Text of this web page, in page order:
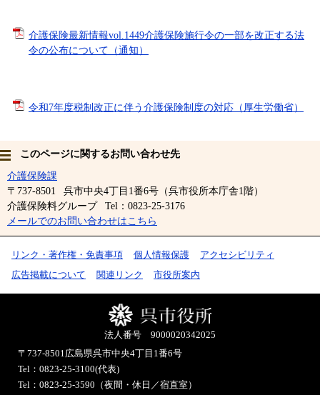
介護保険最新情報vol.1449介護保険施行令の一部を改正する法
令の公布について（通知）
令和7年度税制改正に伴う介護保険制度の対応（厚生労働省）
このページに関するお問い合わせ先
介護保険課
〒737-8501
呉市中央4丁目1番6号（呉市役所本庁舎1階）
介護保険料グループ
Tel：0823-25-3176
メールでのお問い合わせはこちら
リンク・著作権・免責事項 個人情報保護
アクセシビリティ
広告掲載について
関連リンク 市役所案内
法人番号 9000020342025
〒737-8501 広島県呉市中央4丁目1番6号
Tel：0823-25-3100(代表)
Tel：0823-25-3590（夜間・休日／宿直室）